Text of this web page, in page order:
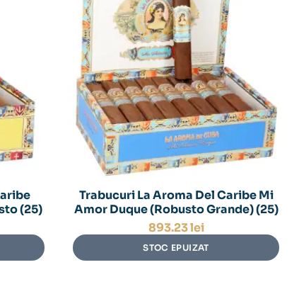
(25)
Trabucuri La Aroma Del Caribe Mi
Amor Duque (Robusto Grande) (25)
893.23lei
STOC EPUIZAT